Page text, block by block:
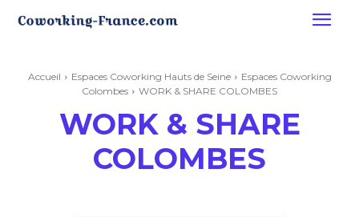
Accueil Espaces Coworking Hauts de Seine
Espaces Coworking
Colombes
WORK & SHARE COLOMBES
WORK & SHARE
COLOMBES